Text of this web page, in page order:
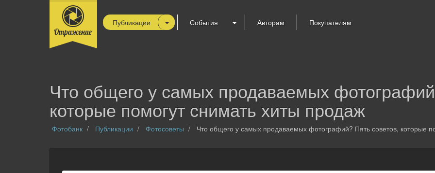
Публикации События Авторам Покупателям
Что общего у самых продаваемых
которые помогут снимать хиты продаж
Фотобанк Публикации Фотосоветы Что общего у самых продаваемых фотографий? Пять советов, которые